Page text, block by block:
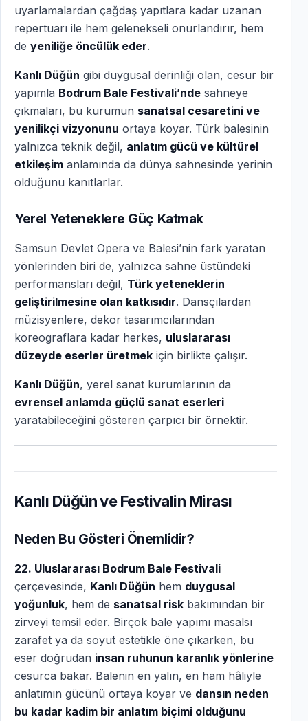
uyarlamalardan çağdaş yapıtlara kadar uzanan
repertuarı ile hem gelenekseli onurlandırır, hem
de yeniliğe öncülük eder.
Kanlı Düğün gibi duygusal derinliği olan, cesur bir
yapımla Bodrum Bale Festivali’nde sahneye
çıkmaları, bu kurumun sanatsal cesaretini ve
yenilikçi vizyonunu ortaya koyar. Türk balesinin
yalnızca teknik değil, anlatım gücü ve kültürel
etkileşim anlamında da dünya sahnesinde yerinin
olduğunu kanıtlarlar.
Yerel Yeteneklere Güç Katmak
Samsun Devlet Opera ve Balesi’nin fark yaratan
yönlerinden biri de, yalnızca sahne üstündeki
performansları değil, Türk yeteneklerin
geliştirilmesine olan katkısıdır. Dansçılardan
müzisyenlere, dekor tasarımcılarından
koreograflara kadar herkes, uluslararası
düzeyde eserler üretmek için birlikte çalışır.
Kanlı Düğün, yerel sanat kurumlarının da
evrensel anlamda güçlü sanat eserleri
yaratabileceğini gösteren çarpıcı bir örnektir.
Kanlı Düğün ve Festivalin Mirası
Neden Bu Gösteri Önemlidir?
22. Uluslararası Bodrum Bale Festivali
çerçevesinde, Kanlı Düğün hem duygusal
yoğunluk, hem de sanatsal risk bakımından bir
zirveyi temsil eder. Birçok bale yapımı masalsı
zarafet ya da soyut estetikle öne çıkarken, bu
eser doğrudan insan ruhunun karanlık yönlerine
cesurca bakar. Balenin en yalın, en ham hâliyle
anlatımın gücünü ortaya koyar ve dansın neden
bu kadar kadim bir anlatım biçimi olduğunu